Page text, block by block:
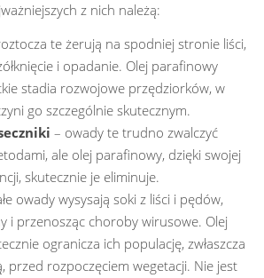
z nich należą:
te żerują na spodniej stronie liści,
i opadanie. Olej parafinowy
stadia rozwojowe przędziorków, w
go szczególnie skutecznym.
– owady te trudno zwalczyć
ale olej parafinowy, dzięki swojej
skutecznie je eliminuje.
owady wysysają soki z liści i pędów,
i przenosząc choroby wirusowe. Olej
ogranicza ich populację, zwłaszcza
przed rozpoczęciem wegetacji. Nie jest